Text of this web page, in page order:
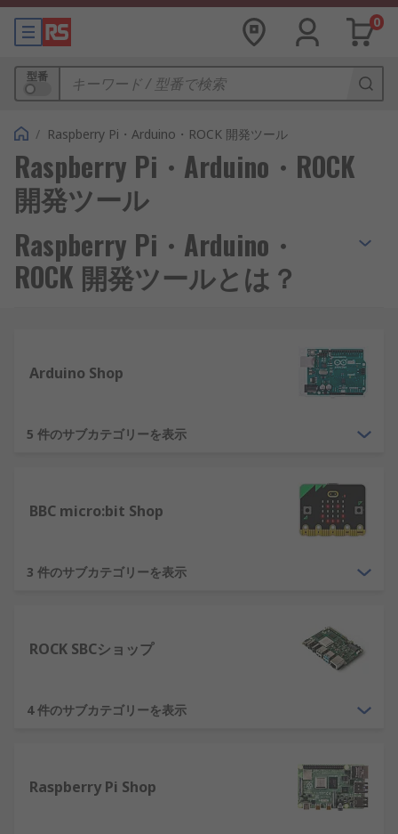
0
型番
/ Raspberry Pi・Arduino・ROCK 開発ツール
Raspberry Pi・Arduino・ROCK
開発ツール
Raspberry Pi・Arduino・
ROCK 開発ツールとは？
の採用により、ロボット工学、ホームオートメーシ
ョン、産業オートメーション、コンピューターおよ
ルボードコンピュータープラットフォームです。
ドウェアとアプリの両方を効率的に設計、構築、テ
スト、展開、最適化するための専門的なソリューシ
Raspberry Pi
ては世界で最も人気のあるブランドです。ここ数年
間で市場を今日私たちが知っている市場へと転換さ
す。これらの手頃な価格のコンピュータブランドの
RSのRaspberry Pi製品レンジには以下が含まれま
Arduino Shop
5 件のサブカテゴリーを表示
BBC micro:bit Shop
3 件のサブカテゴリーを表示
ROCK SBCショップ
4 件のサブカテゴリーを表示
Raspberry Pi Shop